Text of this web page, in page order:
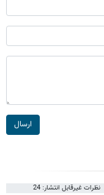
ارسال
نظرات غیرقابل انتشار: 24